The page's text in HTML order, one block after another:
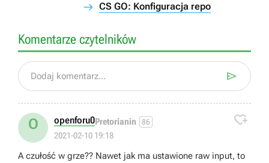
CS GO: Konfiguracja repo
Komentarze czytelników
Dodaj komentarz... 
O openforu0Pretorianin 86
2021-02-10 19:18

A czułość w grze?? Nawet jak ma ustawione raw input, to